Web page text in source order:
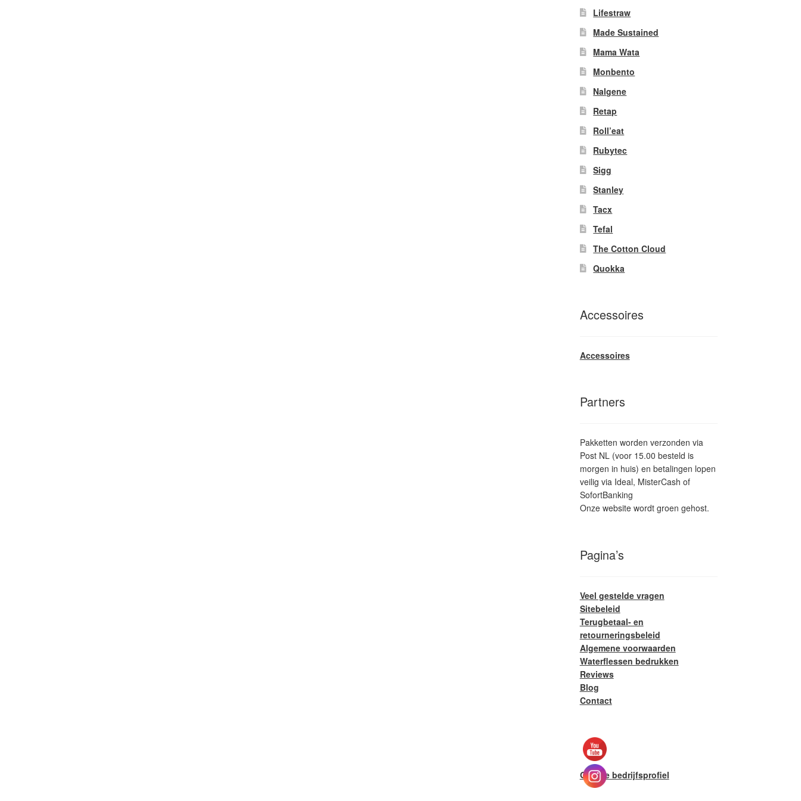
Lifestraw
Made Sustained
Mama Wata
Monbento
Nalgene
Retap
Roll’eat
Rubytec
Sigg
Stanley
Tacx
Tefal
The Cotton Cloud
Quokka
Accessoires
Accessoires
Partners
Pakketten worden verzonden via
Post NL (voor 15.00 besteld is
morgen in huis) en betalingen lopen
veilig via Ideal, MisterCash of
SofortBanking
Onze website wordt groen gehost.
Pagina’s
Veel gestelde vragen
Sitebeleid
Terugbetaal- en
retourneringsbeleid
Algemene voorwaarden
Waterflessen bedrukken
Reviews
Blog
Contact
Google bedrijfsprofiel